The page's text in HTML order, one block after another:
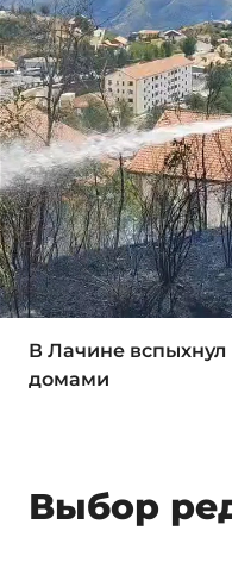
В Лачине
домами
Выбор